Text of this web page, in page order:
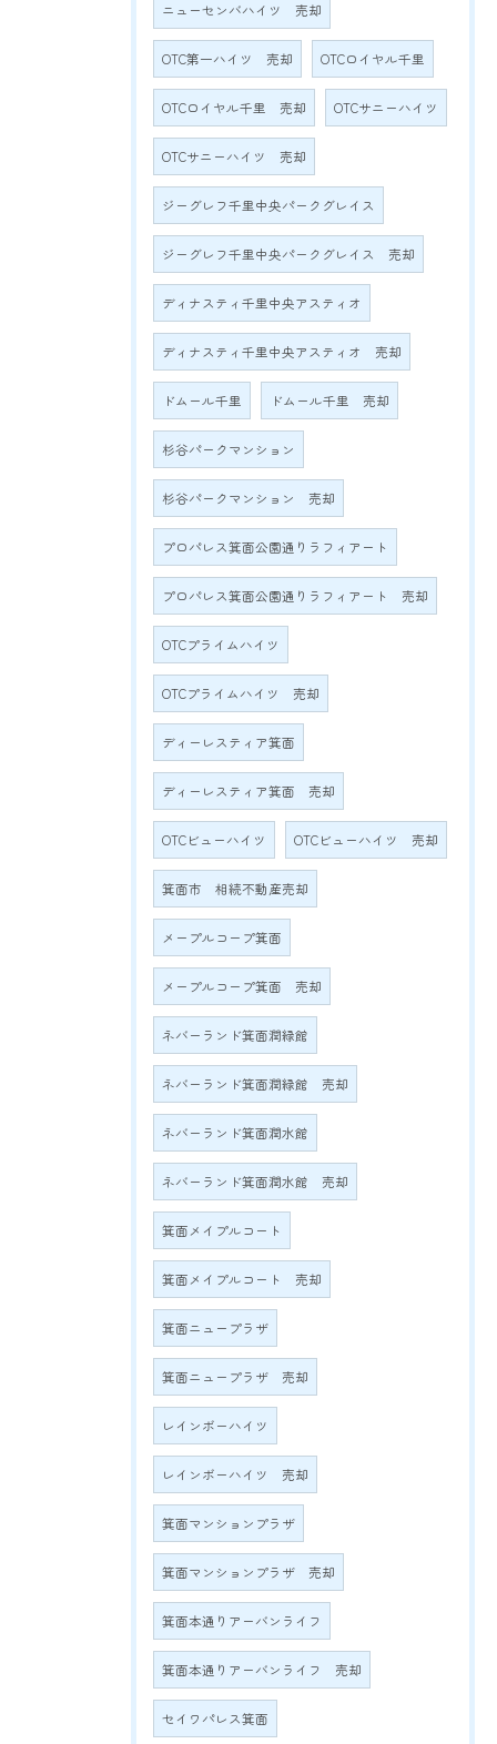
ニューセンバハイツ 売却
OTC第一ハイツ 売却 OTCロイヤル千里
OTCロイヤル千里 売却 OTCサニーハイツ
OTCサニーハイツ 売却
ジーグレフ千里中央パークグレイス
ジーグレフ千里中央パークグレイス 売却
ディナスティ千里中央アスティオ
ディナスティ千里中央アスティオ 売却
ドムール千里 ドムール千里 売却
杉谷パークマンション
杉谷パークマンション 売却
プロパレス箕面公園通りラフィアート
プロパレス箕面公園通りラフィアート 売却
OTCプライムハイツ
OTCプライムハイツ 売却
ディーレスティア箕面
ディーレスティア箕面 売却
OTCビューハイツ OTCビューハイツ 売却
箕面市 相続不動産売却
メープルコープ箕面
メープルコープ箕面 売却
ネバーランド箕面潤緑館
ネバーランド箕面潤緑館 売却
ネバーランド箕面潤水館
ネバーランド箕面潤水館 売却
箕面メイプルコート
箕面メイプルコート 売却
箕面ニュープラザ
箕面ニュープラザ 売却
レインボーハイツ
レインボーハイツ 売却
箕面マンションプラザ
箕面マンションプラザ 売却
箕面本通りアーバンライフ
箕面本通りアーバンライフ 売却
セイワパレス箕面